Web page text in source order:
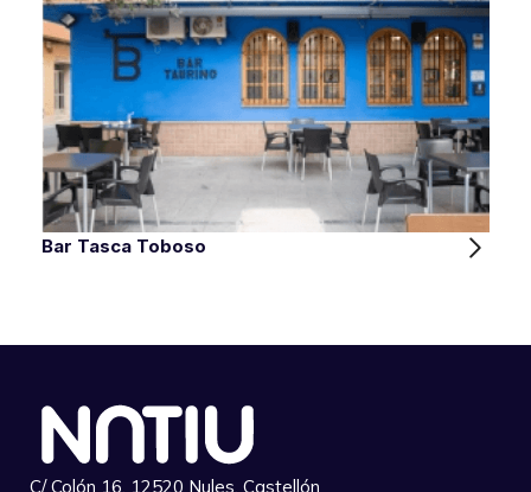
Bar Tasca Toboso
C/ Colón 16, 12520 Nules, Castellón